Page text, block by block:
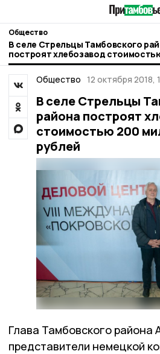
Общество
В селе Стрельцы Тамбовского
построят хлебозавод
миллионов рублей
Общество 12 октября 2018,
В селе Стрельцы
района построят
стоимостью 200
рублей
Глава Тамбовского района
представители немецкой